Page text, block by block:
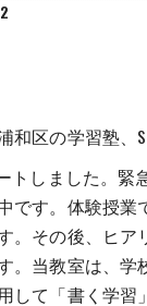
和区の学習塾、
トしました。
です。体験授業
。その後、ヒ
。当教室は、
して「書く学